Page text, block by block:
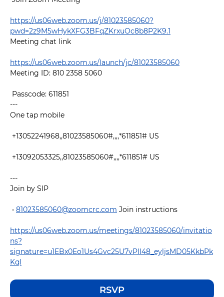
https://us06web.zoom.us/j/81023585060?
pwd=2z9M5wHykXFG3BFqZKrxuOc8b8P2K9.1
Meeting chat link
https://us06web.zoom.us/launch/jc/81023585060
Meeting ID: 810 2358 5060
Passcode: 611851
---
One tap mobile
+13052241968,,81023585060#,,,,*611851# US
+13092053325,,81023585060#,,,,*611851# US
---
Join by SIP
• 81023585060@zoomcrc.com Join instructions
https://us06web.zoom.us/meetings/81023585060/invitatio
ns?
signature=u1EBx0Eo1Us4Gvc25U7vPII48_eyljsMD05KkbPk
KqI
RSVP